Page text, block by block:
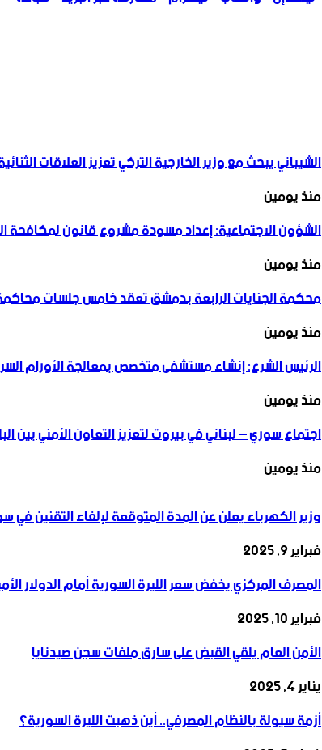
الشيباني يبحث مع وزير الخارجية التركي تعزيز العلاقات
منذ يومين
الشؤون الاجتماعية: إعداد مسودة مشروع قانون لمكافحة
منذ يومين
محكمة الجنايات الرابعة بدمشق تعقد خامس جلسات
منذ يومين
الرئيس الشرع: إنشاء ‌‏مستشفى متخصص بمعالجة الأورام
منذ يومين
اجتماع سوري – لبناني في بيروت لتعزيز التعاون ‏الأمني ‏بين
منذ يومين
وزير الكهرباء يعلن عن المدة المتوقعة لإلغاء التقنين في
فبراير 9, 2025
المصرف المركزي يخفض سعر الليرة السورية أمام الدولار
فبراير 10, 2025
الأمن العام يلقي القبض على سارق ملفات سجن صيدنايا
يناير 4, 2025
أزمة سيولة بالنظام المصرفي.. أين ذهبت الليرة السورية؟